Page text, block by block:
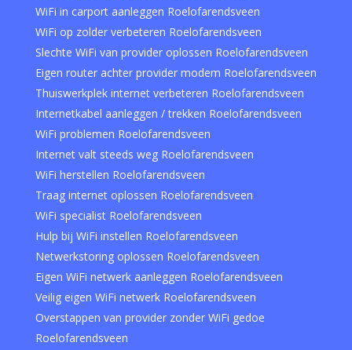
WiFi in carport aanleggen Roelofarendsveen
WiFi op zolder verbeteren Roelofarendsveen
Slechte WiFi van provider oplossen Roelofarendsveen
Eigen router achter provider modem Roelofarendsveen
Thuiswerkplek internet verbeteren Roelofarendsveen
Internetkabel aanleggen / trekken Roelofarendsveen
WiFi problemen Roelofarendsveen
Internet valt steeds weg Roelofarendsveen
WiFi herstellen Roelofarendsveen
Traag internet oplossen Roelofarendsveen
WiFi specialist Roelofarendsveen
Hulp bij WiFi instellen Roelofarendsveen
Netwerkstoring oplossen Roelofarendsveen
Eigen WiFi netwerk aanleggen Roelofarendsveen
Veilig eigen WiFi netwerk Roelofarendsveen
Overstappen van provider zonder WiFi gedoe
Roelofarendsveen